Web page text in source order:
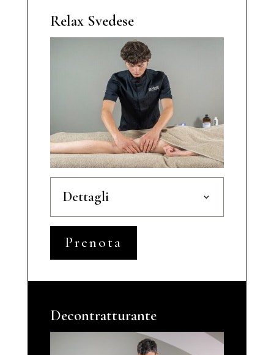
Relax Svedese
Dettagli
Prenota
Decontratturante